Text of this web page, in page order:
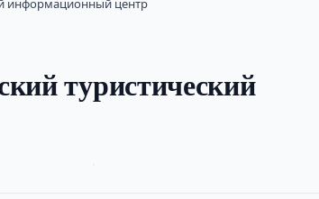
информационный центр
туристический